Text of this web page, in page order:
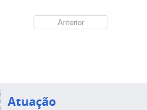
Anterior
Atuação